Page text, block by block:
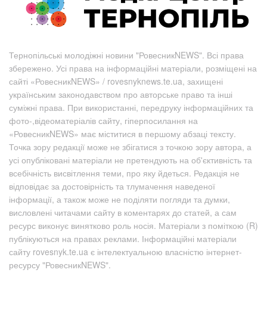
Тернопільські молодіжні новини "РовесникNEWS". Всі права
збережено. Усі права на інформаційні матеріали, розміщені на
сайті «РовесникNEWS» / rovesnyknews.te.ua, захищені
українським законодавством про авторське право та інші
суміжні права. При використанні, передруку інформаційних та
фото-,відеоматеріалів сайту, гіперпосилання на
«РовесникNEWS» має міститися в першому абзаці тексту.
Точка зору редакції може не збігатися з точкою зору автора, а
усі опубліковані матеріали не претендують на об'єктивність та
всебічність висвітлення теми, про яку йдеться. Редакція не
відповідає за достовірність та тлумачення наведеної
інформації, а також може не поділяти погляди та думки,
висловлені читачами сайту в коментарях до статей, а сам
ресурс виконує винятково роль носія. Матеріали з поміткою (R)
публікуються на правах реклами. Інформаційні матеріали
сайту rovesnyk.te.ua є інтелектуальною власністю інтернет-
ресурсу "РовесникNEWS".